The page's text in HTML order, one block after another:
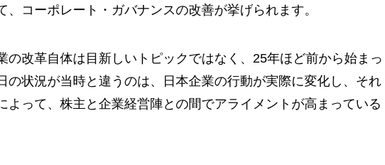
、コーポレート・ガバナンスの改善が挙げられます。
の改革自体は目新しいトピックではなく、25年ほど前から始まっ
の状況が当時と違うのは、日本企業の行動が実際に変化し、それ
よって、株主と企業経営陣との間でアライメントが高まっている